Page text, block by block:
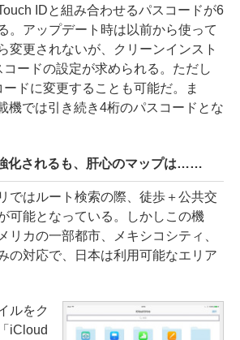
IDと組み合わせるパスコードが6
。アップデート時は以前から使って
変更されないが、クリーンインスト
ードの設定が求められる。ただし
ドに変更することも可能だ。ま
機では引き続き4桁のパスコードとな
化されるも、肝心のマップは……
ではルート検索の際、徒歩＋公共交
可能となっている。しかしこの機
リカの一部都市、メキシコシティ、
の対応で、日本は利用可能なエリア
ルをク
iCloud